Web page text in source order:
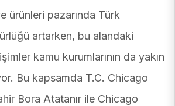
ürünleri pazarında Türk
artarken, bu alandaki
kamu kurumlarının da yakın
Bu kapsamda T.C. Chicago
Bora Atatanır ile Chicago